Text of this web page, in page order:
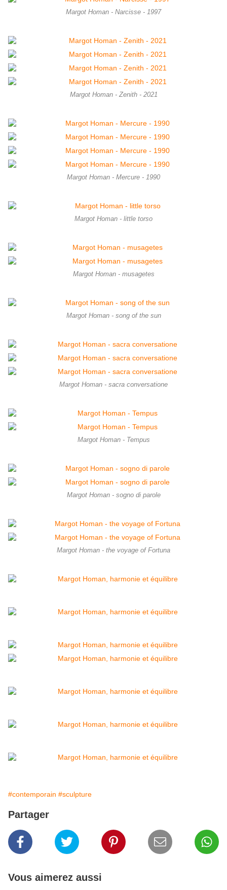
Margot Homan - Narcisse - 1997
Margot Homan - Zenith - 2021
Margot Homan - Mercure - 1990
Margot Homan - little torso
Margot Homan - musagetes
Margot Homan - song of the sun
Margot Homan - sacra conversatione
Margot Homan - Tempus
Margot Homan - sogno di parole
Margot Homan - the voyage of Fortuna
#contemporain #sculpture
Partager
Vous aimerez aussi